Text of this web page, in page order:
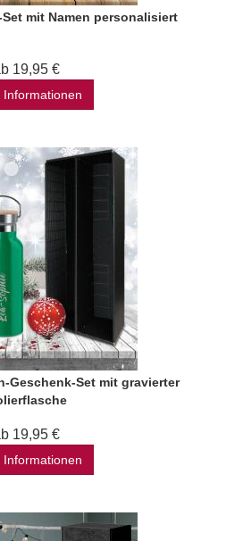
mit Namen personalisiert
19,95 €
Informationen
Geschenk-Set mit gravierter
19,95 €
Informationen